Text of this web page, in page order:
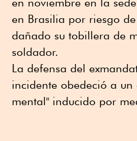
en noviembre en la
en Brasilia por riesgo
dañado su tobillera de
soldador.
La defensa del
incidente obedeció a un
mental" inducido por